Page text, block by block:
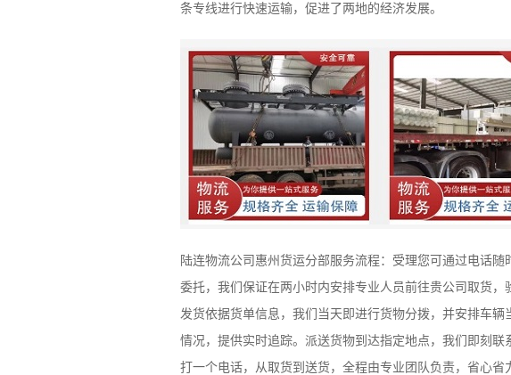
条专线进行快速运输，促进了两地的经济发展。
陆连物流公司惠州货运分部服务流程：受理您可通过电话
委托，我们保证在两小时内安排专业人员前往贵公司取货
发货依据货单信息，我们当天即进行货物分拨，并安排车
情况，提供实时追踪。派送货物到达指定地点，我们即刻
打一个电话，从取货到送货，全程由专业团队负责，省心